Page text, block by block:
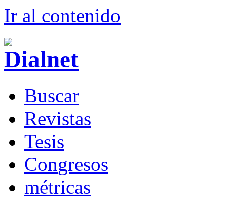
Ir al contenido
Buscar
Revistas
Tesis
Congresos
métricas